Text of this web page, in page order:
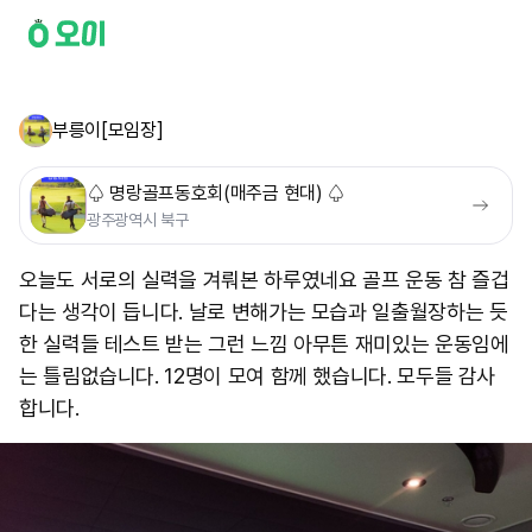
부릉이[모임장]
♤ 명랑골프동호회(매주금 현대) ♤
광주광역시 북구
오늘도 서로의 실력을 겨뤄본 하루였네요 골프 운동 참 즐겁
다는 생각이 듭니다. 날로 변해가는 모습과 일출월장하는 듯
한 실력들 테스트 받는 그런 느낌 아무튼 재미있는 운동임에
는 틀림없습니다. 12명이 모여 함께 했습니다. 모두들 감사
합니다.